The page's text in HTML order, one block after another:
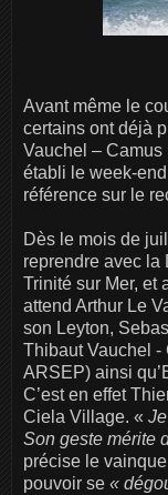
Avant même le
certains ont déjà
Vauchel –
établi le week-
référence sur le
Dès le mois de
reprendre avec la
Trinité sur Mer, et
attend Arthur Le
son Leyton,
Thibaut Vauchel -
ARSEP) ainsi
C’est en effet
Ciela Village. «
Son geste mérite
précise le
pouvoir se «